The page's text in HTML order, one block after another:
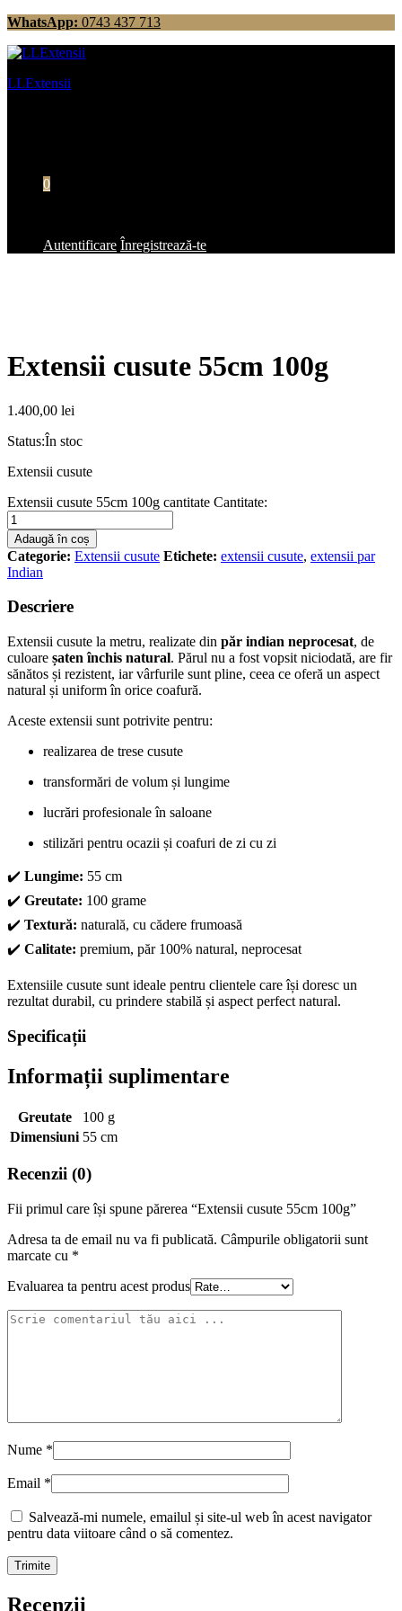
WhatsApp: 0743 437 713
LLExtensii
0
Autentificare Înregistrează-te
Extensii cusute 55cm 100g
1.400,00 lei
Status:În stoc
Extensii cusute
Extensii cusute 55cm 100g cantitate Cantitate:
Adaugă în coș
Categorie: Extensii cusute Etichete: extensii cusute, extensii par
Indian
Descriere
Extensii cusute la metru, realizate din păr indian neprocesat, de
culoare șaten închis natural. Părul nu a fost vopsit niciodată, are fir
sănătos și rezistent, iar vârfurile sunt pline, ceea ce oferă un aspect
natural și uniform în orice coafură.
Aceste extensii sunt potrivite pentru:
realizarea de trese cusute
transformări de volum și lungime
lucrări profesionale în saloane
stilizări pentru ocazii și coafuri de zi cu zi
✔️ Lungime: 55 cm
✔️ Greutate: 100 grame
✔️ Textură: naturală, cu cădere frumoasă
✔️ Calitate: premium, păr 100% natural, neprocesat
Extensiile cusute sunt ideale pentru clientele care își doresc un
rezultat durabil, cu prindere stabilă și aspect perfect natural.
Specificații
Informații suplimentare
Greutate
100 g
Dimensiuni 55 cm
Recenzii (0)
Fii primul care își spune părerea “Extensii cusute 55cm 100g”
Adresa ta de email nu va fi publicată. Câmpurile obligatorii sunt
marcate cu *
Evaluarea ta pentru acest produs
Nume *
Email *
Salvează-mi numele, emailul și site-ul web în acest navigator
pentru data viitoare când o să comentez.
Recenzii